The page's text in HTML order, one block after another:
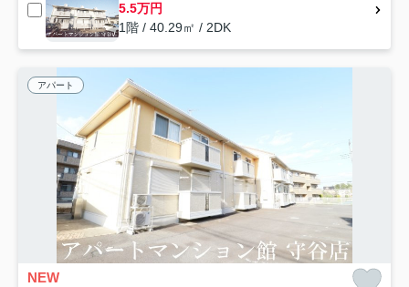
5.5万円
1階 / 40.29㎡ / 2DK
アパート
NEW